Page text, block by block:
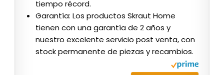
tiempo récord.
Garantía: Los productos Skraut Home
tienen con una garantía de 2 años y
nuestro excelente servicio post venta, con
stock permanente de piezas y recambios.